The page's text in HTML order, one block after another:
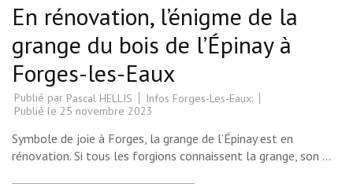
En rénovation, l’énigme de la
grange du bois de l’Épinay à
Forges-les-Eaux
Publié par Pascal HELLIS
Infos Forges-Les-Eaux:
Publié le 25 novembre 2023
Symbole de joie à Forges, la grange de l’Épinay est en
rénovation. Si tous les forgions connaissent la grange, son …